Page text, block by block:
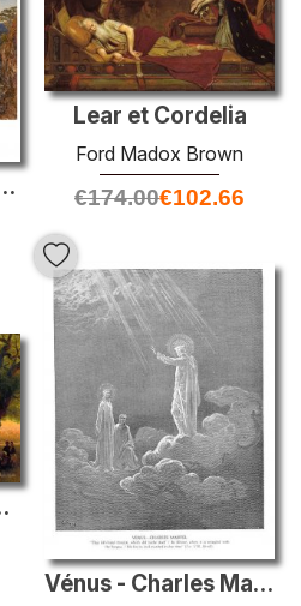
Lear et Cordelia
Ford Madox Brown
€174.00€102.66
classique
Vénus - Charles Martel
du soir